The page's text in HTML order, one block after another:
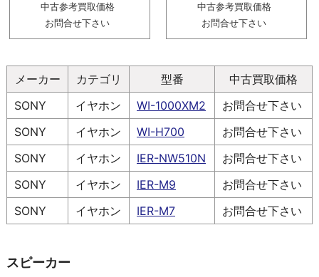
中古参考買取価格
お問合せ下さい
中古参考買取価格
お問合せ下さい
メーカー カテゴリ 型番
中古買取価格
SONY
イヤホン WI-1000XM2
お問合せ下さい
SONY
イヤホン WI-H700
お問合せ下さい
SONY
イヤホン IER-NW510N
お問合せ下さい
SONY
イヤホン IER-M9
お問合せ下さい
SONY
イヤホン IER-M7 お問合せ下さい
スピーカー